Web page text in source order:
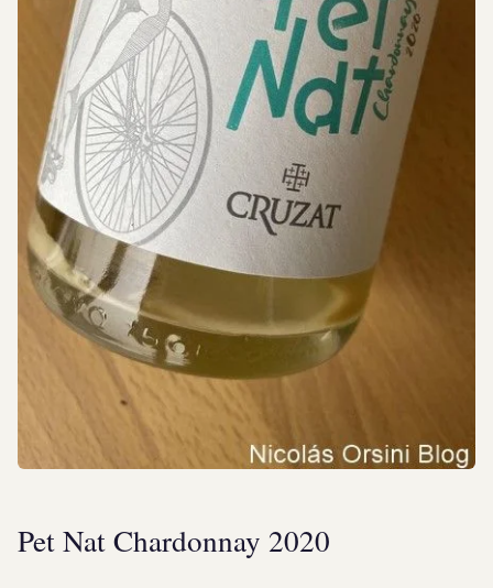
Pet Nat Chardonnay 2020